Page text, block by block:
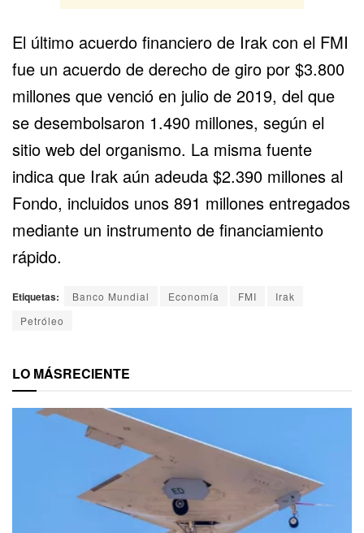
El último acuerdo financiero de Irak con el FMI
fue un acuerdo de derecho de giro por $3.800
millones que venció en julio de 2019, del que
se desembolsaron 1.490 millones, según el
sitio web del organismo. La misma fuente
indica que Irak aún adeuda $2.390 millones al
Fondo, incluidos unos 891 millones entregados
mediante un instrumento de financiamiento
rápido.
Etiquetas: Banco Mundial Economía FMI
Irak
Petróleo
LO MÁSRECIENTE